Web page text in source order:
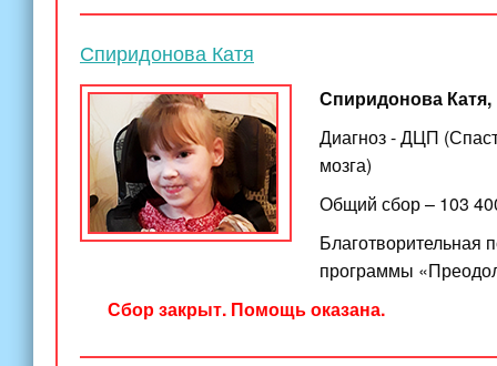
Спиридонова Катя
Спиридонова Катя,
Диагноз - ДЦП
мозга)
Общий сбор – 103
Благотворительная
программы
Сбор закрыт. Помощь оказана.